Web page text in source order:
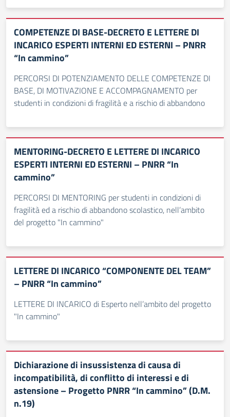
COMPETENZE DI BASE-DECRETO E LETTERE DI
INCARICO ESPERTI INTERNI ED ESTERNI – PNRR
“In cammino”
PERCORSI DI POTENZIAMENTO DELLE COMPETENZE DI
BASE, DI MOTIVAZIONE E ACCOMPAGNAMENTO per
studenti in condizioni di fragilità e a rischio di abbandono
MENTORING-DECRETO E LETTERE DI INCARICO
ESPERTI INTERNI ED ESTERNI – PNRR “In
cammino”
PERCORSI DI MENTORING per studenti in condizioni di
fragilità ed a rischio di abbandono scolastico, nell’ambito
del progetto "In cammino"
LETTERE DI INCARICO “COMPONENTE DEL TEAM”
– PNRR “In cammino”
LETTERE DI INCARICO di Esperto nell’ambito del progetto
"In cammino"
Dichiarazione di insussistenza di causa di
incompatibilità, di conflitto di interessi e di
astensione – Progetto PNRR “In cammino” (D.M.
n.19)